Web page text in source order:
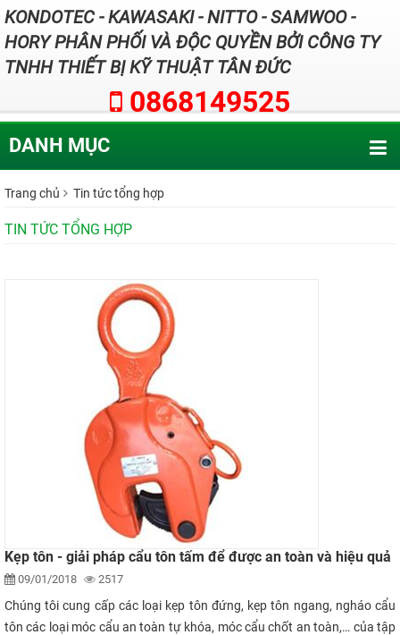
KONDOTEC - KAWASAKI - NITTO - SAMWOO -
HORY PHÂN PHỐI VÀ ĐỘC QUYỀN BỞI CÔNG TY
TNHH THIẾT BỊ KỸ THUẬT TÂN ĐỨC
0868149525
DANH MỤC
Trang chủ Tin tức tổng hợp
TIN TỨC TỔNG HỢP
Kẹp tôn - giải pháp cẩu tôn tấm để được an toàn và hiệu quả
09/01/2018 2517
Chúng tôi cung cấp các loại kẹp tôn đứng, kẹp tôn ngang, ngháo cẩu
tôn các loại móc cẩu an toàn tự khóa, móc cẩu chốt an toàn,… của tập